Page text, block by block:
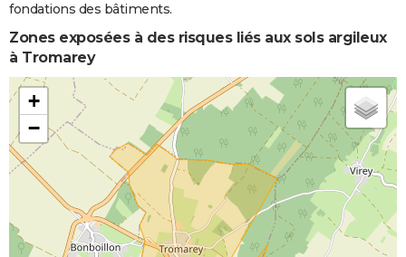
fondations des bâtiments.
Zones exposées à des risques liés aux sols argileux
à Tromarey
+
−